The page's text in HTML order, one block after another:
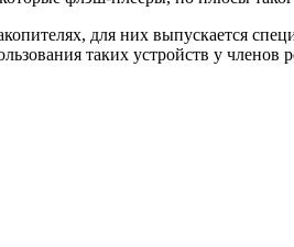
для них выпускается
таких устройств у членов